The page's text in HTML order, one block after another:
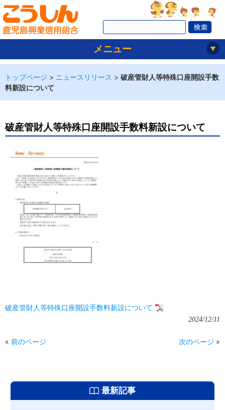
メニュー
トップページ > ニュースリリース > 破産管財人等特殊口座開設手数
料新設について
破産管財人等特殊口座開設手数料新設について
破産管財人等特殊口座開設手数料新設について
2024/12/11
« 前のページ 次のページ »
最新記事